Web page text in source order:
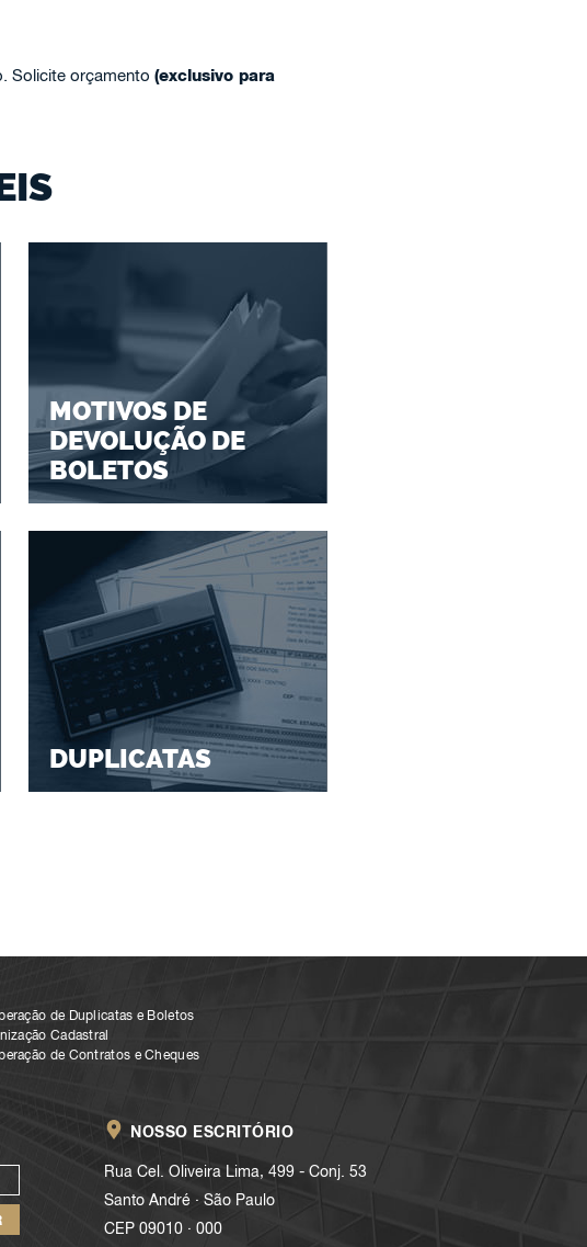
Solicite orçamento (exclusivo para
MOTIVOS DE
DEVOLUÇÃO DE
BOLETOS
DUPLICATAS
de Duplicatas e Boletos
Cadastral
de Contratos e Cheques
NOSSO ESCRITÓRIO
Rua Cel. Oliveira Lima, 499 - Conj. 53
Santo André . São Paulo
CEP 09010 . 000